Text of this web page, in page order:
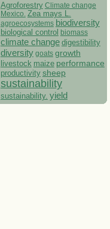
Agroforestry Climate change
Mexico. Zea mays L.
agroecosystems biodiversity
biological control biomass
climate change digestibility
diversity goats growth
livestock maize performance
productivity sheep
sustainability
sustainability. yield